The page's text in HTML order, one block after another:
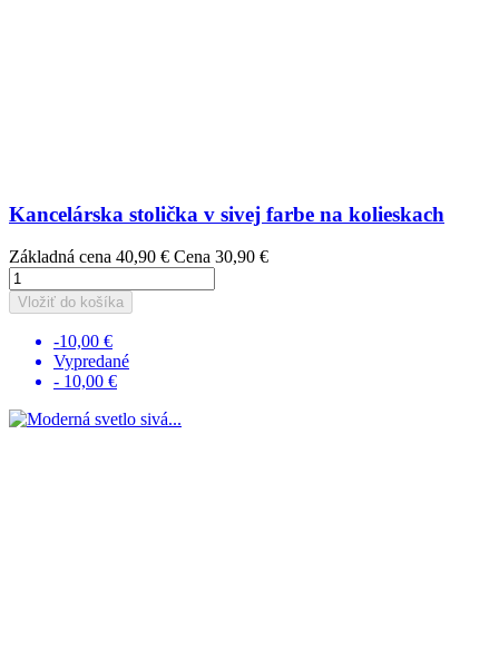
Kancelárska stolička v sivej farbe na kolieskach
Základná cena 40,90 € Cena 30,90 €
Vložiť do košíka
-10,00 €
Vypredané
- 10,00 €